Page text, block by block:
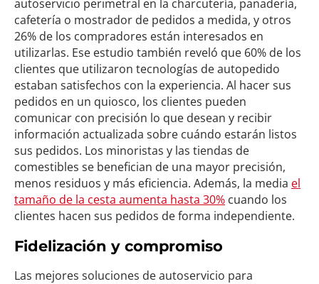
autoservicio perimetral en la charcutería, panadería,
cafetería o mostrador de pedidos a medida, y otros
26% de los compradores están interesados en
utilizarlas. Ese estudio también reveló que 60% de los
clientes que utilizaron tecnologías de autopedido
estaban satisfechos con la experiencia. Al hacer sus
pedidos en un quiosco, los clientes pueden
comunicar con precisión lo que desean y recibir
información actualizada sobre cuándo estarán listos
sus pedidos. Los minoristas y las tiendas de
comestibles se benefician de una mayor precisión,
menos residuos y más eficiencia. Además, la media el
tamaño de la cesta aumenta hasta 30% cuando los
clientes hacen sus pedidos de forma independiente.
Fidelización y compromiso
Las mejores soluciones de autoservicio para